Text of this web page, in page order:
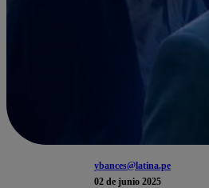
ybances@latina.pe
02 de junio 2025